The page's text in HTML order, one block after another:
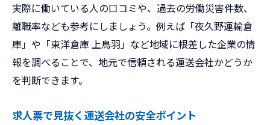
実際に働いている人の口コミや、過去の労働災害件数、
離職率なども参考にしましょう。例えば「夜久野運輸倉
庫」や「東洋倉庫 上鳥羽」など地域に根差した企業の情
報を調べることで、地元で信頼される運送会社かどうか
を判断できます。
求人票で見抜く運送会社の安全ポイント